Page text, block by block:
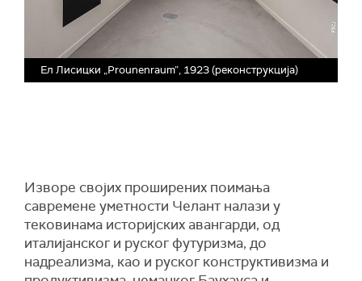
Ел Лисицки „Prounenraum”, 1923 (реконструкција)
Изворе својих проширених поимања
савремене уметности Челант налази у
тековинама историјских авангарди, од
италијанског и руског футуризма, до
надреализма, као и руског конструктивизма и